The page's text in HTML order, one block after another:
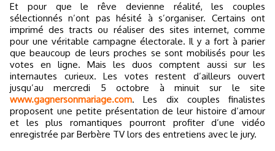
Et pour que le rêve devienne réalité, les couples
sélectionnés n’ont pas hésité à s’organiser. Certains ont
imprimé des tracts ou réaliser des sites internet, comme
pour une véritable campagne électorale. Il y a fort à parier
que beaucoup de leurs proches se sont mobilisés pour les
votes en ligne. Mais les duos comptent aussi sur les
internautes curieux. Les votes restent d’ailleurs ouvert
jusqu’au mercredi 5 octobre à minuit sur le site
www.gagnersonmariage.com. Les dix couples finalistes
proposent une petite présentation de leur histoire d’amour
et les plus romantiques pourront profiter d’une vidéo
enregistrée par Berbère TV lors des entretiens avec le jury.